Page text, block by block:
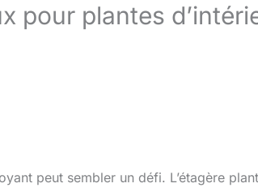
pour plantes
peut sembler un défi. L’étagère